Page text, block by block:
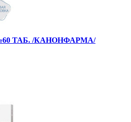
ТАБ. /КАНОНФАРМА/